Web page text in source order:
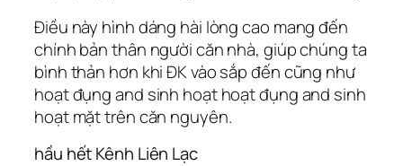
Điều này hình dáng hài lòng cao mang đến
chính bản thân người căn nhà, giúp chúng ta
bình thản hơn khi ĐK vào sắp đến cũng như
hoạt đụng and sinh hoạt hoạt đụng and sinh
hoạt mặt trên căn nguyên.
hầu hết Kênh Liên Lạc